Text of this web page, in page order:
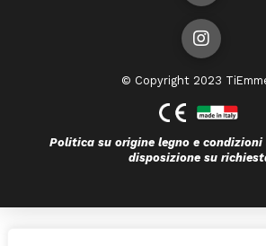
© Copyright 2023
Politica su origine legno e
disposizione su